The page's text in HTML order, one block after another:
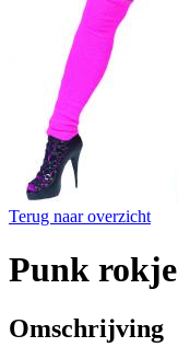
Terug naar overzicht
Punk rokje
Omschrijving